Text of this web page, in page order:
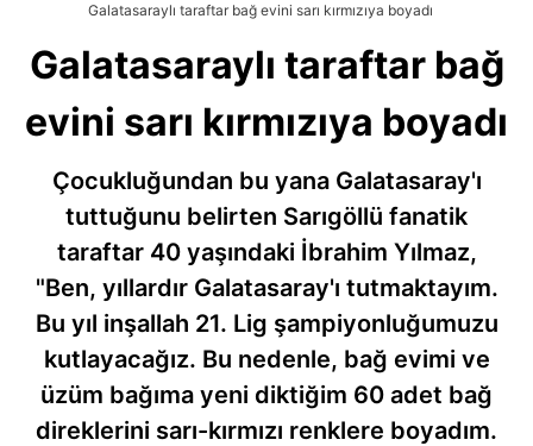
Galatasaraylı taraftar bağ evini sarı kırmızıya boyadı
Galatasaraylı taraftar bağ
evini sarı kırmızıya boyadı
Çocukluğundan bu yana Galatasaray'ı
tuttuğunu belirten Sarıgöllü fanatik
taraftar 40 yaşındaki İbrahim Yılmaz,
"Ben, yıllardır Galatasaray'ı tutmaktayım.
Bu yıl inşallah 21. Lig şampiyonluğumuzu
kutlayacağız. Bu nedenle, bağ evimi ve
üzüm bağıma yeni diktiğim 60 adet bağ
direklerini sarı-kırmızı renklere boyadım.